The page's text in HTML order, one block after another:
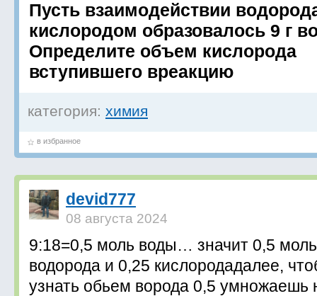
Пусть взаимодействии
кислородом образовалось 9 г
Определите объем кислорода
вступившего вреакцию
категория: химия
в избранное
devid777
08 августа 2024
9:18=0,5 моль воды… значит 0,5 моль
водорода и 0,25 кислородадалее,
узнать обьем ворода 0,5 умножаешь